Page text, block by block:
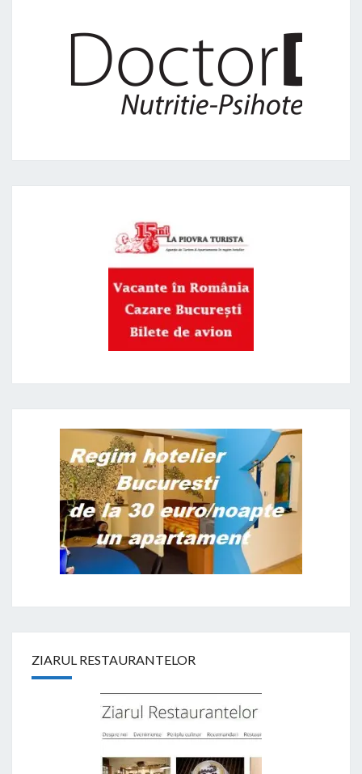
ZIARUL RESTAURANTELOR